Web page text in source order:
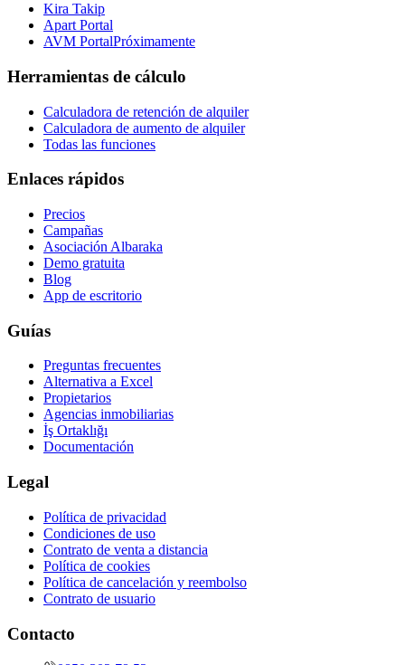
Kira Takip
Apart Portal
AVM PortalPróximamente
Herramientas de cálculo
Calculadora de retención de alquiler
Calculadora de aumento de alquiler
Todas las funciones
Enlaces rápidos
Precios
Campañas
Asociación Albaraka
Demo gratuita
Blog
App de escritorio
Guías
Preguntas frecuentes
Alternativa a Excel
Propietarios
Agencias inmobiliarias
İş Ortaklığı
Documentación
Legal
Política de privacidad
Condiciones de uso
Contrato de venta a distancia
Política de cookies
Política de cancelación y reembolso
Contrato de usuario
Contacto